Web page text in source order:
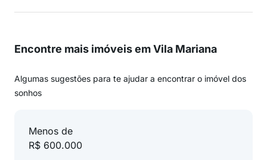
Encontre mais imóveis em Vila Mariana
Algumas sugestões para te ajudar a encontrar o imóvel dos
sonhos
Menos de
R$ 600.000